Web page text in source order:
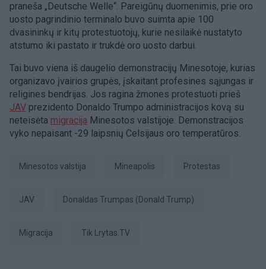
praneša „Deutsche Welle“. Pareigūnų duomenimis, prie oro
uosto pagrindinio terminalo buvo suimta apie 100
dvasininkų ir kitų protestuotojų, kurie nesilaikė nustatyto
atstumo iki pastato ir trukdė oro uosto darbui.
Tai buvo viena iš daugelio demonstracijų Minesotoje, kurias
organizavo įvairios grupės, įskaitant profesines sąjungas ir
religines bendrijas. Jos ragina žmones protestuoti prieš
JAV prezidento Donaldo Trumpo administracijos kovą su
neteisėta migracija Minesotos valstijoje. Demonstracijos
vyko nepaisant -29 laipsnių Celsijaus oro temperatūros.
Minesotos valstija Mineapolis Protestas
JAV Donaldas Trumpas (Donald Trump)
migracija tik Lrytas.TV